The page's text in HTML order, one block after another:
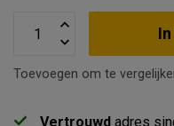
Toevoegen om te
Vertrouwd adres